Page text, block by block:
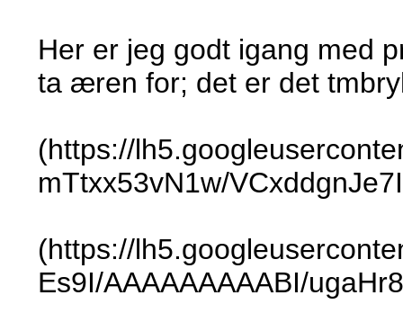
Her er jeg godt igang med
ta æren for; det er det
(https://
mTtxx53vN1w/
(https://
Es9I/AAAAAAAAABI/